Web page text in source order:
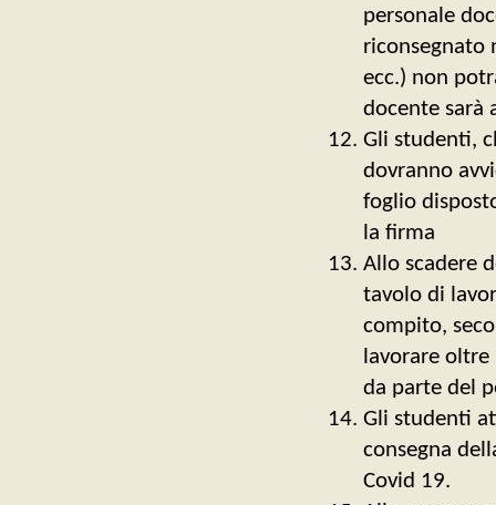
personale
riconsegnato
ecc.) non
docente sarà
Gli studenti,
dovranno
foglio
la firma
Allo scadere
tavolo di
compito,
lavorare oltre
da parte del
Gli studenti
consegna
Covid 19.